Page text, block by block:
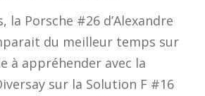
la Porsche #26 d’Alexandre
du meilleur temps sur
à appréhender avec la
sur la Solution F #16